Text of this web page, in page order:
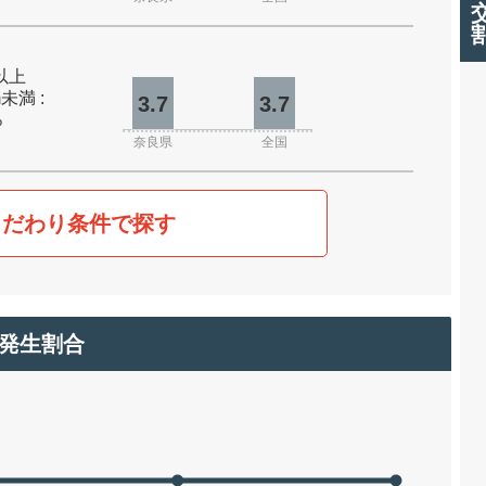
上
満 :
3.7 3.7
奈良県 全国
わり条件で探す
生割合